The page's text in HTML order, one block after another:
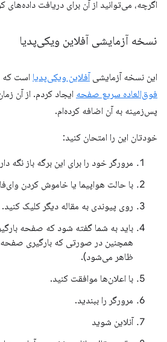
اگرچه، می‌توانید از آن برای دریافت داده‌های
نسخه آزمایشی آفلاین ویکی‌پدیا
این نسخه آزمایشی آفلاین ویکی‌پدیا است که
فوق‌العاده سریع صفحه ایجاد کردم. از آن
پس‌زمینه به آن اضافه کرده‌ام.
خودتان این را امتحان کنید:
مرورگر خود را برای این برگه باز نگه
با حالت هواپیما یا خاموش کردن
روی پیوندی به مقاله دیگر کلیک کنید.
باید به شما گفته شود که صفحه
همچنین در صورتی که بارگیری
ظاهر می‌شود).
با اعلان‌ها موافقت کنید.
مرورگر را ببندید.
آنلاین شوید